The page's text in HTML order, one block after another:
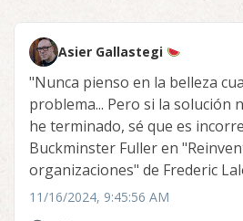
Asier Gallastegi
"Nunca pienso en la belleza
problema... Pero si la solución
he terminado, sé que es
Buckminster Fuller en
organizaciones" de Frederic
11/16/2024, 9:45:56 AM